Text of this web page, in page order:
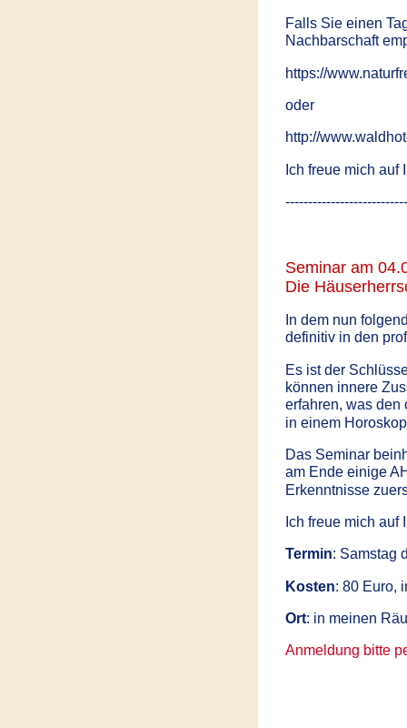
Falls Sie einen
Nachbarschaft
https://
oder
http://
Ich freue mich auf
Seminar am
Die
In dem nun
definitiv in den
Es ist der
können innere
erfahren, was den
in einem
Das Seminar
am Ende einige
Erkenntnisse
Ich freue mich
Termin: Samstag
Kosten: 80 Euro,
Ort: in meinen
Anmeldung bitte